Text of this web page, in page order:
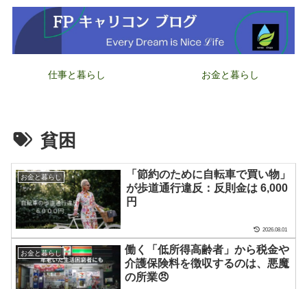
仕事と暮らし お金と暮らし
貧困
お金と暮らし
「節約のために自転車で買い物」
が歩道通行違反：反則金は 6,000
円
2026.08.01
お金と暮らし
働く「低所得高齢者」から税金や
介護保険料を徴収するのは、悪魔
の所業😠